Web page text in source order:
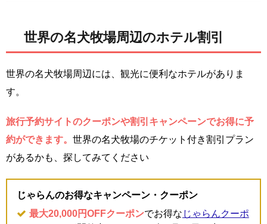
世界の名犬牧場周辺のホテル割引
世界の名犬牧場周辺には、観光に便利なホテルがありま
す。
旅行予約サイトのクーポンや割引キャンペーンでお得に予
約ができます。 世界の名犬牧場のチケット付き割引プラン
があるかも、探してみてください
じゃらんのお得なキャンペーン・クーポン
最大20,000円OFFクーポンでお得な じゃらんクーポ